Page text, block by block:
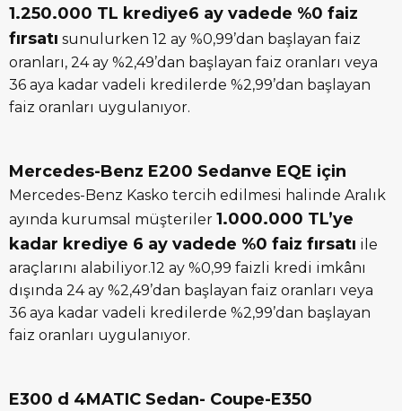
1.250.000 TL krediye6 ay vadede %0 faiz
fırsatı sunulurken 12 ay %0,99’dan başlayan faiz
oranları, 24 ay %2,49’dan başlayan faiz oranları veya
36 aya kadar vadeli kredilerde %2,99’dan başlayan
faiz oranları uygulanıyor.
Mercedes-Benz E200 Sedanve EQE için
Mercedes-Benz Kasko tercih edilmesi halinde Aralık
ayında kurumsal müşteriler 1.000.000 TL’ye
kadar krediye 6 ay vadede %0 faiz fırsatı ile
araçlarını alabiliyor.12 ay %0,99 faizli kredi imkânı
dışında 24 ay %2,49’dan başlayan faiz oranları veya
36 aya kadar vadeli kredilerde %2,99’dan başlayan
faiz oranları uygulanıyor.
E300 d 4MATIC Sedan- Coupe-E350